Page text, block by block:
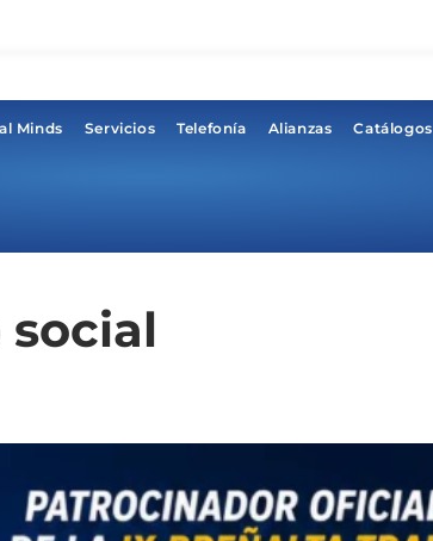
Minds Servicios Telefonía Alianzas Catálogos